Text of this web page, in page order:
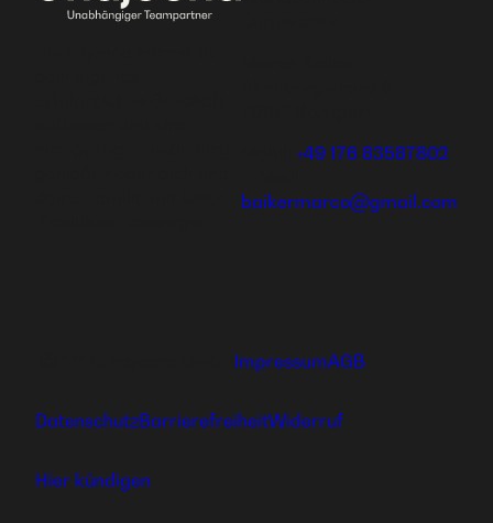
+49 176 83587802
baikermarco@gmail.com
ImpressumAGB
DatenschutzBarrierefreiheitWiderruf
Hier kündigen